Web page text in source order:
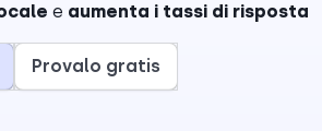
e aumenta i tassi di risposta
Provalo gratis